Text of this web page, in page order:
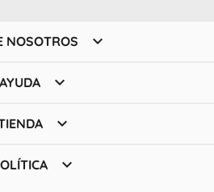
NOSOTROS 
AYUDA 

